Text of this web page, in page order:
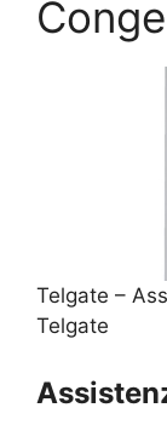
Telgate –
Telgate